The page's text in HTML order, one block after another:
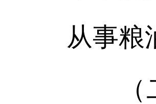
从事粮
（二